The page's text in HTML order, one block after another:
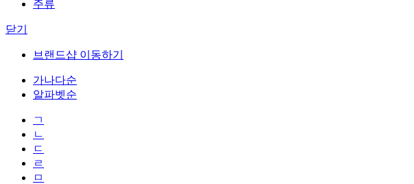
주류
닫기
브랜드샵 이동하기
가나다순
알파벳순
ㄱ
ㄴ
ㄷ
ㄹ
ㅁ